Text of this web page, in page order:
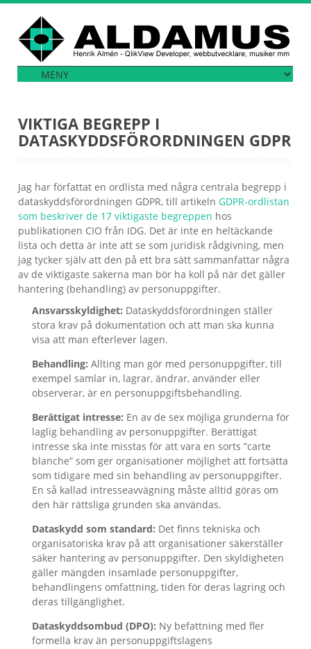
VIKTIGA BEGREPP I
DATASKYDDSFÖRORDNINGEN GDPR
Jag har författat en ordlista med några centrala begrepp i
dataskyddsförordningen GDPR, till artikeln GDPR-ordlistan
som beskriver de 17 viktigaste begreppen hos
publikationen CIO från IDG. Det är inte en heltäckande
lista och detta är inte att se som juridisk rådgivning, men
jag tycker själv att den på ett bra sätt sammanfattar några
av de viktigaste sakerna man bör ha koll på när det gäller
hantering (behandling) av personuppgifter.
Ansvarsskyldighet: Dataskyddsförordningen ställer
stora krav på dokumentation och att man ska kunna
visa att man efterlever lagen.
Behandling: Allting man gör med personuppgifter, till
exempel samlar in, lagrar, ändrar, använder eller
observerar, är en personuppgiftsbehandling.
Berättigat intresse: En av de sex möjliga grunderna för
laglig behandling av personuppgifter. Berättigat
intresse ska inte misstas för att vara en sorts ”carte
blanche” som ger organisationer möjlighet att fortsätta
som tidigare med sin behandling av personuppgifter.
En så kallad intresseavvägning måste alltid göras om
den här rättsliga grunden ska användas.
Dataskydd som standard: Det finns tekniska och
organisatoriska krav på att organisationer säkerställer
säker hantering av personuppgifter. Den skyldigheten
gäller mängden insamlade personuppgifter,
behandlingens omfattning, tiden för deras lagring och
deras tillgänglighet.
Dataskyddsombud (DPO): Ny befattning med fler
formella krav än personuppgiftslagens